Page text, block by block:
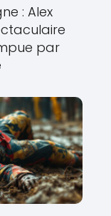
: Alex
par